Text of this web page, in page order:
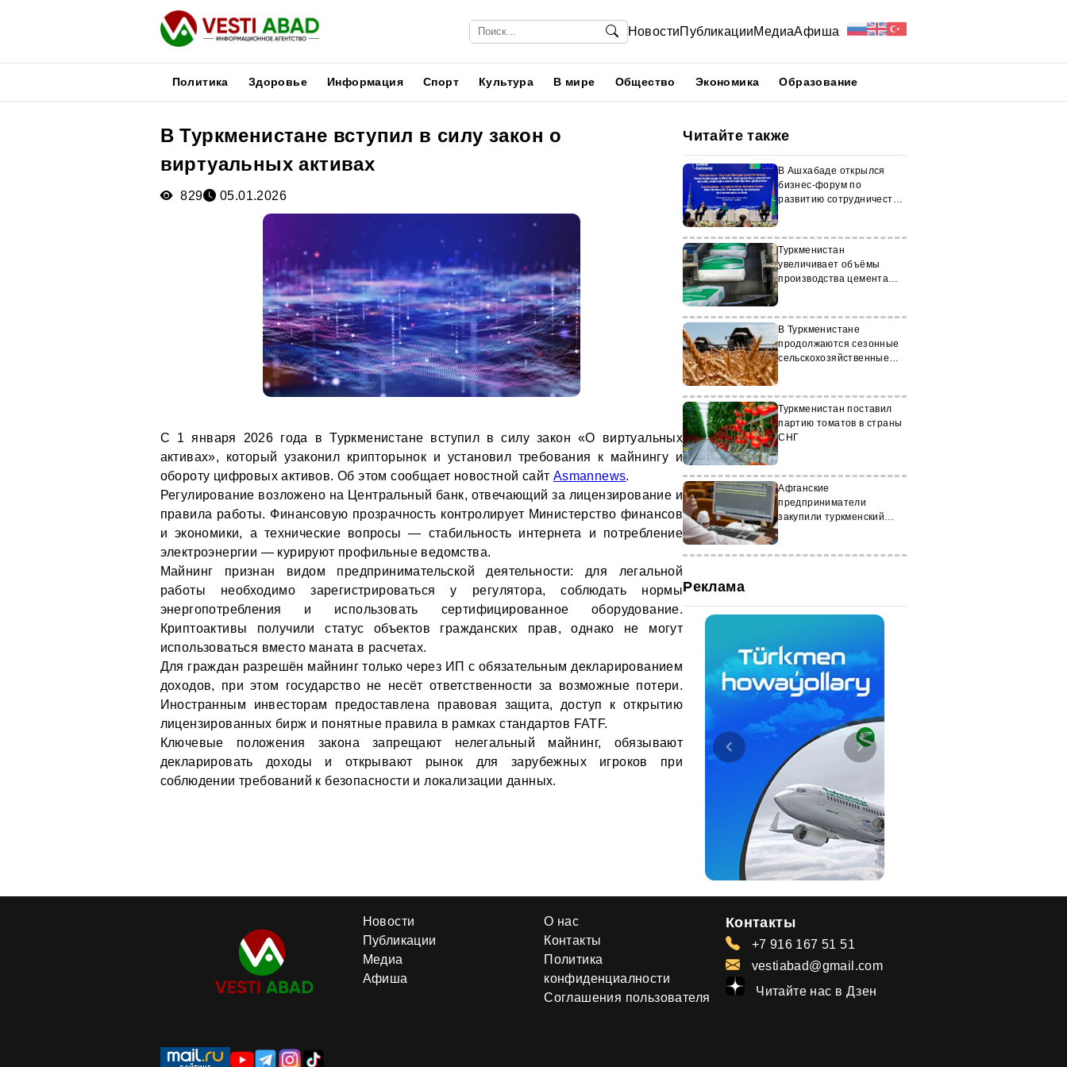
НовостиПубликацииМедиаАфиша
Политика Здоровье Информация Спорт Культура В мире Общество Экономика Образование
В Туркменистане вступил в силу закон о
виртуальных активах
829 05.01.2026
С 1 января 2026 года в Туркменистане вступил в силу закон «О виртуальных
активах», который узаконил крипторынок и установил требования к майнингу и
обороту цифровых активов. Об этом сообщает новостной сайт Asmannews.
Регулирование возложено на Центральный банк, отвечающий за лицензирование и
правила работы. Финансовую прозрачность контролирует Министерство финансов
и экономики, а технические вопросы — стабильность интернета и потребление
электроэнергии — курируют профильные ведомства.
Майнинг признан видом предпринимательской деятельности: для легальной
работы необходимо зарегистрироваться у регулятора, соблюдать нормы
энергопотребления и использовать сертифицированное оборудование.
Криптоактивы получили статус объектов гражданских прав, однако не могут
использоваться вместо маната в расчетах.
Для граждан разрешён майнинг только через ИП с обязательным декларированием
доходов, при этом государство не несёт ответственности за возможные потери.
Иностранным инвесторам предоставлена правовая защита, доступ к открытию
лицензированных бирж и понятные правила в рамках стандартов FATF.
Ключевые положения закона запрещают нелегальный майнинг, обязывают
декларировать доходы и открывают рынок для зарубежных игроков при
соблюдении требований к безопасности и локализации данных.
Читайте также
В Ашхабаде открылся
бизнес-форум по
развитию сотрудничества
Туркменистан
увеличивает объёмы
производства цемента
В Туркменистане
продолжаются сезонные
сельскохозяйственные
Туркменистан поставил
партию томатов в страны
СНГ
Афганские
предприниматели
закупили туркменский
Реклама
Новости
Публикации
Медиа
Афиша
О нас
Контакты
Политика
конфиденциалности
Соглашения пользователя
Контакты
+7 916 167 51 51
vestiabad@gmail.com
Читайте нас в Дзен